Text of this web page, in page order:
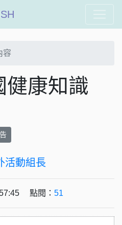
容
健康知識
活動組長
點閱： 51